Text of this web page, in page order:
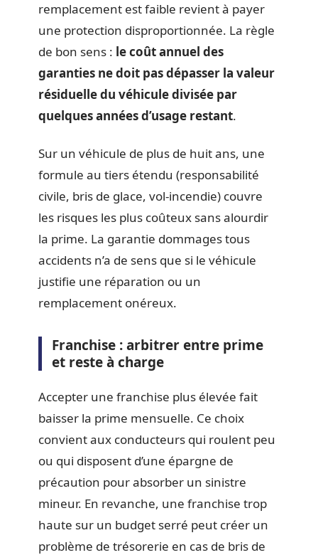
remplacement est faible revient à payer
une protection disproportionnée. La règle
de bon sens : le coût annuel des
garanties ne doit pas dépasser la valeur
résiduelle du véhicule divisée par
quelques années d’usage restant.
Sur un véhicule de plus de huit ans, une
formule au tiers étendu (responsabilité
civile, bris de glace, vol-incendie) couvre
les risques les plus coûteux sans alourdir
la prime. La garantie dommages tous
accidents n’a de sens que si le véhicule
justifie une réparation ou un
remplacement onéreux.
Franchise : arbitrer entre prime
et reste à charge
Accepter une franchise plus élevée fait
baisser la prime mensuelle. Ce choix
convient aux conducteurs qui roulent peu
ou qui disposent d’une épargne de
précaution pour absorber un sinistre
mineur. En revanche, une franchise trop
haute sur un budget serré peut créer un
problème de trésorerie en cas de bris de